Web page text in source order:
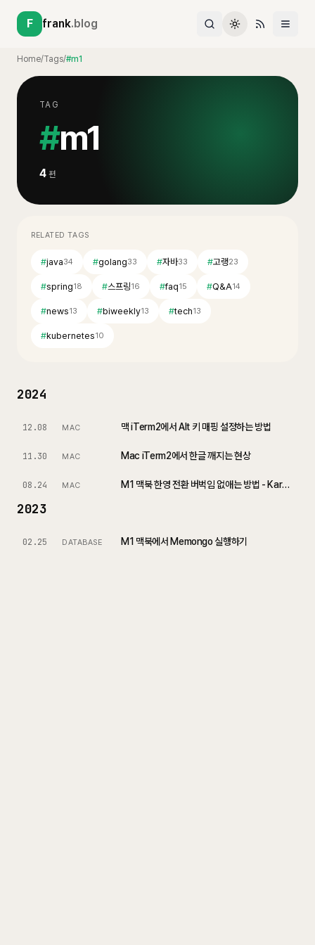
F frank.blog
Home/Tags/#m1
TAG
#m1
4 편
RELATED TAGS
#java34 #golang33 #자바33 #고랭23
#spring18 #스프링16 #faq15 #Q&A14
#news13 #biweekly13 #tech13
#kubernetes10
2024
12.08 MAC 맥 iTerm2에서 Alt 키 매핑 설정하는 방법
11.30 MAC Mac iTerm2에서 한글 깨지는 현상
08.24 MAC M1 맥북 한영 전환 버벅임 없애는 방법 - Karabiner
2023
02.25 DATABASE M1 맥북에서 Memongo 실행하기